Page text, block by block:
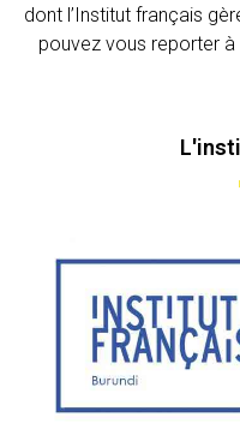
dont l’Institut français
pouvez vous reporter